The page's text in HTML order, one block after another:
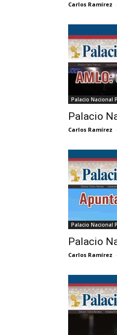
Carlos Ramírez -
Palacio Nacional
Palacio
Carlos Ramírez -
Palacio Nacional
Palacio
Carlos Ramírez -